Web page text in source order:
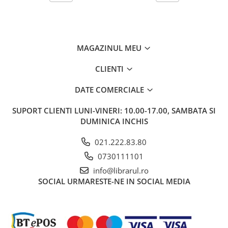
Carti de colorat pentru adulti
Casa, gradina
Istoria comunismului
MAGAZINUL MEU
CLIENTI
DATE COMERCIALE
SUPORT CLIENTI LUNI-VINERI: 10.00-17.00, SAMBATA SI
DUMINICA INCHIS
021.222.83.80
0730111101
info@librarul.ro
SOCIAL URMARESTE-NE IN SOCIAL MEDIA